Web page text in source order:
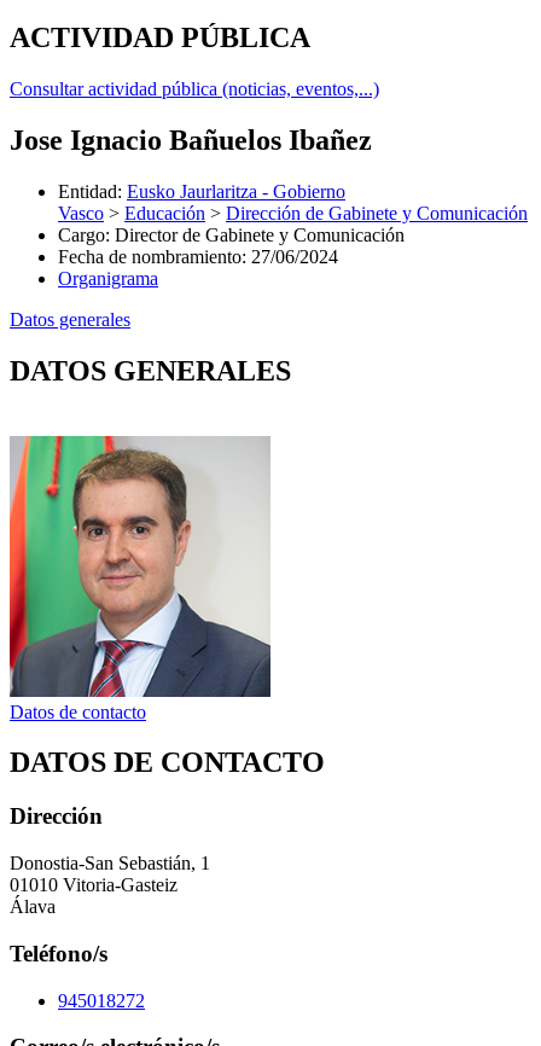
ACTIVIDAD PÚBLICA
Consultar actividad pública (noticias, eventos,...)
Jose Ignacio Bañuelos Ibañez
Entidad: Eusko Jaurlaritza - Gobierno
Vasco > Educación > Dirección de Gabinete y Comunicación
Cargo: Director de Gabinete y Comunicación
Fecha de nombramiento: 27/06/2024
Organigrama
Datos generales
DATOS GENERALES
Datos de contacto
DATOS DE CONTACTO
Dirección
Donostia-San Sebastián, 1
01010 Vitoria-Gasteiz
Álava
Teléfono/s
945018272